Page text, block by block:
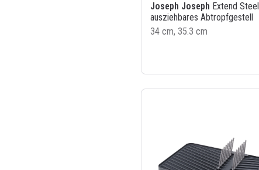
Joseph Joseph Extend Steel
ausziehbares Abtropfgestell
34 cm, 35.3 cm